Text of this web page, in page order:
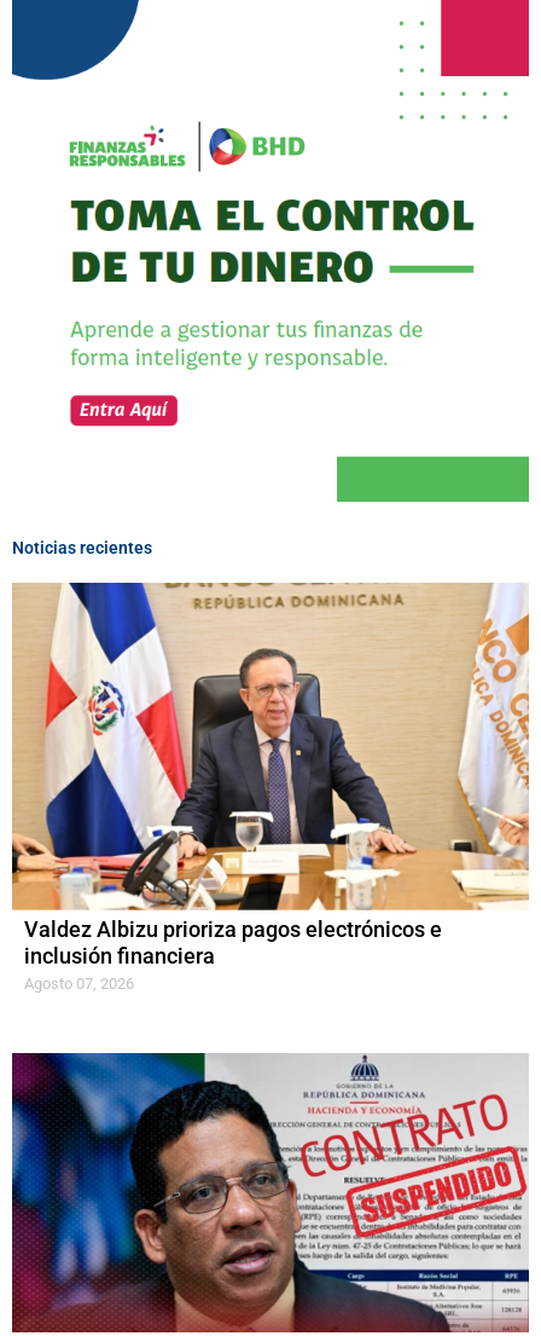
Noticias recientes
Valdez Albizu prioriza pagos electrónicos e
inclusión financiera
Agosto 07, 2026